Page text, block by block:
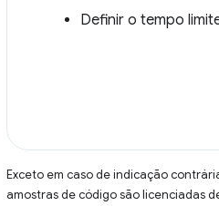
Definir o tempo
Exceto em caso de indicação
amostras de código são licenciadas